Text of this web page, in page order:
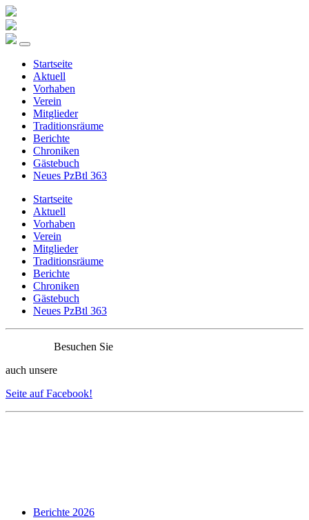
Startseite
Aktuell
Vorhaben
Verein
Mitglieder
Traditionsräume
Berichte
Chroniken
Gästebuch
Neues PzBtl 363
Startseite
Aktuell
Vorhaben
Verein
Mitglieder
Traditionsräume
Berichte
Chroniken
Gästebuch
Neues PzBtl 363
Besuchen Sie
auch unsere
Seite auf Facebook!
Berichte 2026